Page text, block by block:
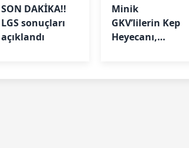
SON DAKİKA!!
LGS sonuçları
açıklandı
Minik
GKV’lilerin Kep
Heyecanı,